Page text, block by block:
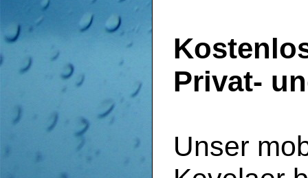
Privat-
Unser